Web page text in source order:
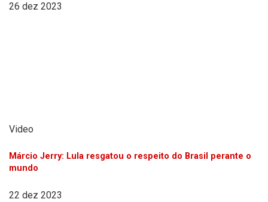
26 dez 2023
Video
Márcio Jerry: Lula resgatou o respeito do Brasil perante o
mundo
22 dez 2023